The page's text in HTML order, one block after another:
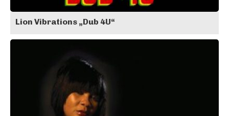
Lion Vibrations „Dub 4U“